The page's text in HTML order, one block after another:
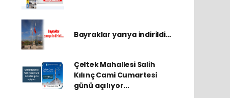
Bayraklar yarıya indirildi...
Çeltek Mahallesi Salih
Kılınç Cami Cumartesi
günü açılıyor...